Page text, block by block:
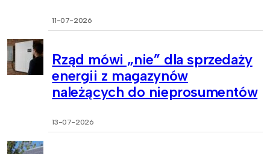
11-07-2026
Rząd mówi „nie” dla sprzedaży
energii z magazynów
należących do nieprosumentów
13-07-2026